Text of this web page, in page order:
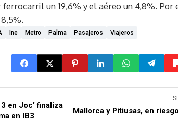
ferrocarril un 19,6% y el aéreo un 4,8%.
Ine Metro Palma Pasajeros Viajeros
en Joc' finaliza
en IB3
Mallorca y Pitiusas, en